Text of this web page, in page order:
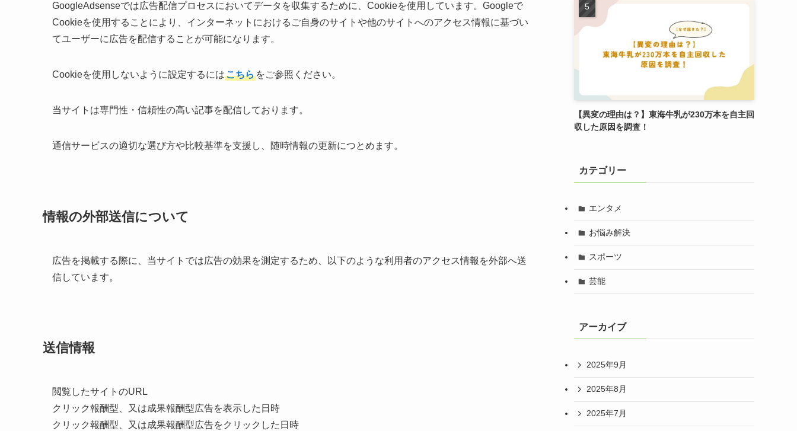
GoogleAdsenseでは広告配信プロセスにおいてデータを収集するために、Cookieを使用しています。Googleで
Cookieを使用することにより、インターネットにおけるご自身のサイトや他のサイトへのアクセス情報に基づい
てユーザーに広告を配信することが可能になります。
Cookieを使用しないように設定するにはこちら をご参照ください。
当サイトは専門性・信頼性の高い記事を配信しております。
通信サービスの適切な選び方や比較基準を支援し、随時情報の更新につとめます。
情報の外部送信について
広告を掲載する際に、当サイトでは広告の効果を測定するため、以下のような利用者のアクセス情報を外部へ送
信しています。
送信情報
閲覧したサイトのURL
クリック報酬型、又は成果報酬型広告を表示した日時
クリック報酬型、又は成果報酬型広告をクリックした日時
【異変の理由は？】東海牛乳が230万本を自主回
収した原因を調査！
カテゴリー
エンタメ
お悩み解決
スポーツ
芸能
アーカイブ
2025年9月
2025年8月
2025年7月